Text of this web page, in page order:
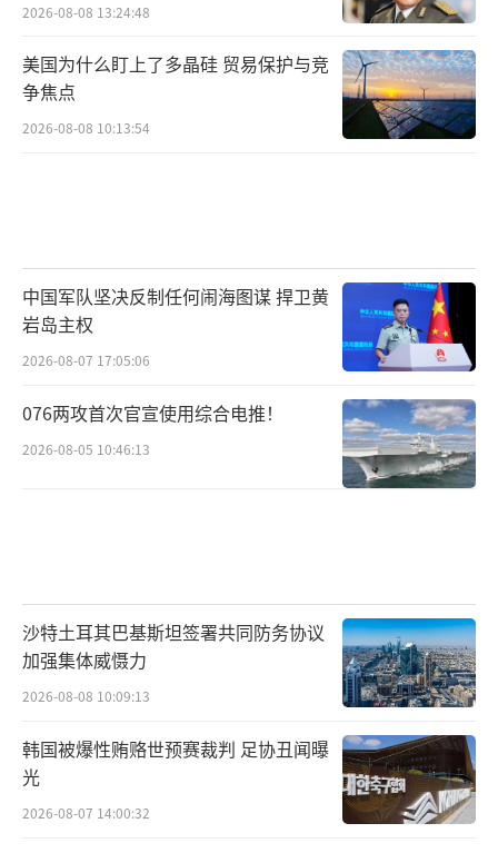
2026-08-08 13:24:48
美国为什么盯上了多晶硅 贸易保护与竞
争焦点
2026-08-08 10:13:54
中国军队坚决反制任何闹海图谋 捍卫黄
岩岛主权
2026-08-07 17:05:06
076两攻首次官宣使用综合电推！
2026-08-05 10:46:13
沙特土耳其巴基斯坦签署共同防务协议
加强集体威慑力
2026-08-08 10:09:13
韩国被爆性贿赂世预赛裁判 足协丑闻曝
光
2026-08-07 14:00:32